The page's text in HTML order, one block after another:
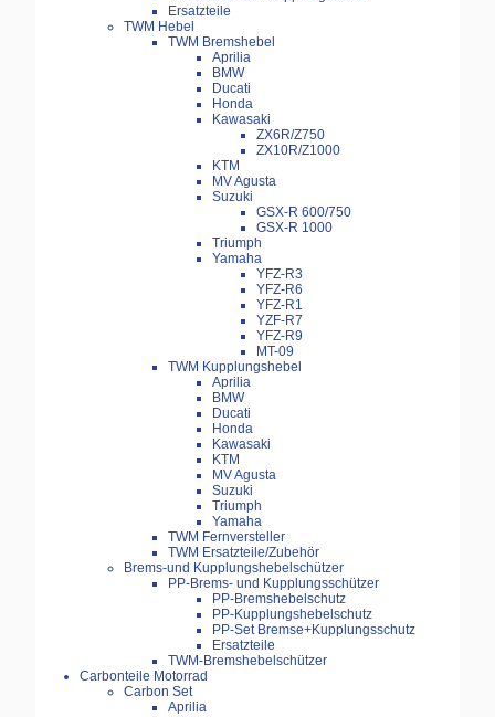
Ersatzteile
TWM Hebel
TWM Bremshebel
Aprilia
BMW
Ducati
Honda
Kawasaki
ZX6R/Z750
ZX10R/Z1000
KTM
MV Agusta
Suzuki
GSX-R 600/750
GSX-R 1000
Triumph
Yamaha
YFZ-R3
YFZ-R6
YFZ-R1
YZF-R7
YFZ-R9
MT-09
TWM Kupplungshebel
Aprilia
BMW
Ducati
Honda
Kawasaki
KTM
MV Agusta
Suzuki
Triumph
Yamaha
TWM Fernversteller
TWM Ersatzteile/Zubehör
Brems-und Kupplungshebelschützer
PP-Brems- und Kupplungsschützer
PP-Bremshebelschutz
PP-Kupplungshebelschutz
PP-Set Bremse+Kupplungsschutz
Ersatzteile
TWM-Bremshebelschützer
Carbonteile Motorrad
Carbon Set
Aprilia